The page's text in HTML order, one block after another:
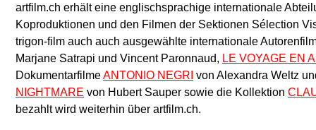
artfilm.ch erhält eine englischsprachige internationale
Koproduktionen und den Filmen der Sektionen Sélection
trigon-film auch auch ausgewählte internationale
Marjane Satrapi und Vincent Paronnaud, LE VOYAGE EN
DokumentarfilmeANTONIO NEGRI von Alexandra Weltz
NIGHTMARE von Hubert Sauper sowie die Kollektion
bezahlt wird weiterhin über artfilm.ch.